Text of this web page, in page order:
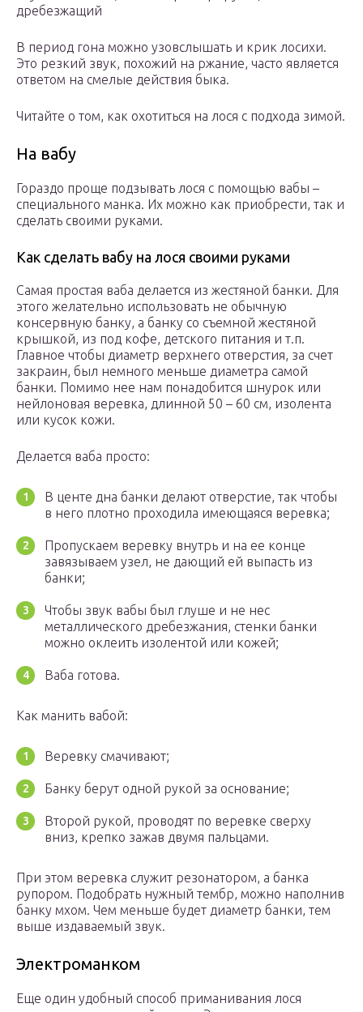
дребезжащий
В период гона можно узовслышать и крик лосихи.
Это резкий звук, похожий на ржание, часто является
ответом на смелые действия быка.
Читайте о том, как охотиться на лося с подхода зимой.
На вабу
Гораздо проще подзывать лося с помощью вабы –
специального манка. Их можно как приобрести, так и
сделать своими руками.
Как сделать вабу на лося своими руками
Самая простая ваба делается из жестяной банки. Для
этого желательно использовать не обычную
консервную банку, а банку со съемной жестяной
крышкой, из под кофе, детского питания и т.п.
Главное чтобы диаметр верхнего отверстия, за счет
закраин, был немного меньше диаметра самой
банки. Помимо нее нам понадобится шнурок или
нейлоновая веревка, длинной 50 – 60 см, изолента
или кусок кожи.
Делается ваба просто:
В центе дна банки делают отверстие, так чтобы
в него плотно проходила имеющаяся веревка;
Пропускаем веревку внутрь и на ее конце
завязываем узел, не дающий ей выпасть из
банки;
Чтобы звук вабы был глуше и не нес
металлического дребезжания, стенки банки
можно оклеить изолентой или кожей;
Ваба готова.
Как манить вабой:
Веревку смачивают;
Банку берут одной рукой за основание;
Второй рукой, проводят по веревке сверху
вниз, крепко зажав двумя пальцами.
При этом веревка служит резонатором, а банка
рупором. Подобрать нужный тембр, можно наполнив
банку мхом. Чем меньше будет диаметр банки, тем
выше издаваемый звук.
Электроманком
Еще один удобный способ приманивания лося